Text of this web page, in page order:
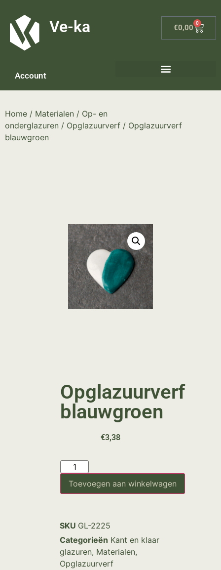
Ve-ka €0,00
0
Account
Home / Materialen / Op- en
onderglazuren / Opglazuurverf / Opglazuurverf
blauwgroen
Opglazuurverf
blauwgroen
€3,38
Toevoegen aan winkelwagen
SKU GL-2225
Categorieën Kant en klaar
glazuren, Materialen,
Opglazuurverf